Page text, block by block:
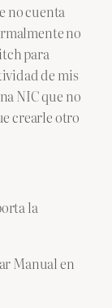
no cuenta
no
para
de mis
NIC que no
crearle otro
la
Manual en